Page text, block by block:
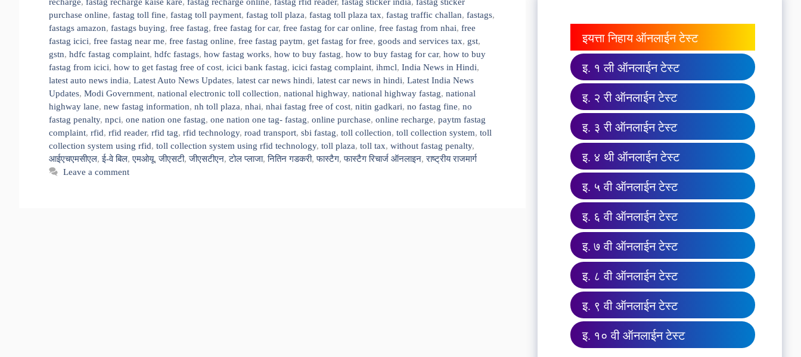
purchase online, fastag toll fine, fastag toll payment, fastag toll plaza, fastag toll plaza tax, fastag traffic challan, fastags,
fastags amazon, fastags buying, free fastag, free fastag for car, free fastag for car online, free fastag from nhai, free
fastag icici, free fastag near me, free fastag online, free fastag paytm, get fastag for free, goods and services tax, gst,
gstn, hdfc fastag complaint, hdfc fastags, how fastag works, how to buy fastag, how to buy fastag for car, how to buy
fastag from icici, how to get fastag free of cost, icici bank fastag, icici fastag complaint, ihmcl, India News in Hindi,
latest auto news india, Latest Auto News Updates, latest car news hindi, latest car news in hindi, Latest India News
Updates, Modi Government, national electronic toll collection, national highway, national highway fastag, national
highway lane, new fastag information, nh toll plaza, nhai, nhai fastag free of cost, nitin gadkari, no fastag fine, no
fastag penalty, npci, one nation one fastag, one nation one tag- fastag, online purchase, online recharge, paytm fastag
complaint, rfid, rfid reader, rfid tag, rfid technology, road transport, sbi fastag, toll collection, toll collection system, toll
collection system using rfid, toll collection system using rfid technology, toll plaza, toll tax, without fastag penalty,
आईएचएमसीएल,ई-वे बिल,एमओयू,जीएसटी,जीएसटीएन,टोल प्लाजा,नितिन गडकरी,फास्टैग,फास्टैग रिचार्ज ऑनलाइन,राष्ट्रीय राजमार्ग
Leave a comment
इयत्ता निहाय ऑनलाईन टेस्ट
इ. १ ली ऑनलाईन टेस्ट
इ. २ री ऑनलाईन टेस्ट
इ. ३ री ऑनलाईन टेस्ट
इ. ४ थी ऑनलाईन टेस्ट
इ. ५ वी ऑनलाईन टेस्ट
इ. ६ वी ऑनलाईन टेस्ट
इ. ७ वी ऑनलाईन टेस्ट
इ. ८ वी ऑनलाईन टेस्ट
इ. ९ वी ऑनलाईन टेस्ट
इ. १० वी ऑनलाईन टेस्ट